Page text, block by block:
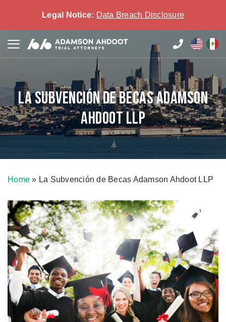
Legal Notice: Data Breach Disclosure
La Subvención de Becas Adamson
Ahdoot LLP
Home » La Subvención de Becas Adamson Ahdoot LLP